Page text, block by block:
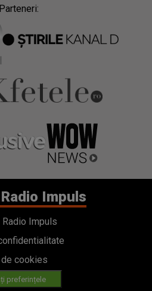
Parteneri:
Impuls
Impuls
cookies
preferințele